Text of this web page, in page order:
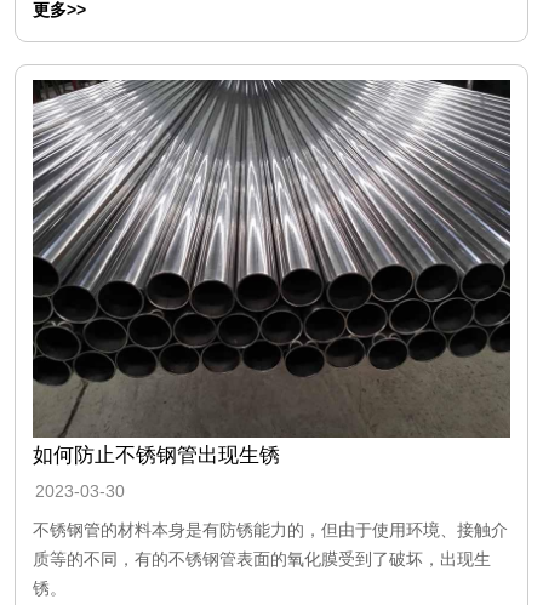
更多>>
如何防止不锈钢管出现生锈
2023-03-30
不锈钢管的材料本身是有防锈能力的，但由于使用环境、接触介
质等的不同，有的不锈钢管表面的氧化膜受到了破坏，出现生
锈。